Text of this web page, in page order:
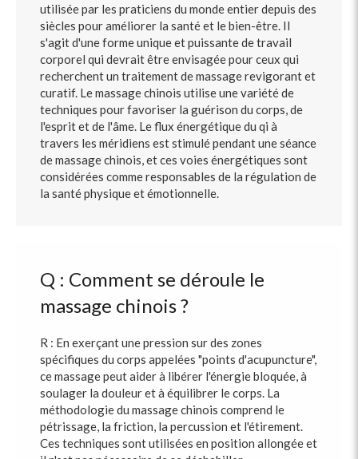
utilisée par les praticiens du monde entier depuis des
siècles pour améliorer la santé et le bien-être. Il
s'agit d'une forme unique et puissante de travail
corporel qui devrait être envisagée pour ceux qui
recherchent un traitement de massage revigorant et
curatif. Le massage chinois utilise une variété de
techniques pour favoriser la guérison du corps, de
l'esprit et de l'âme. Le flux énergétique du qi à
travers les méridiens est stimulé pendant une séance
de massage chinois, et ces voies énergétiques sont
considérées comme responsables de la régulation de
la santé physique et émotionnelle.
Q : Comment se déroule le
massage chinois ?
R : En exerçant une pression sur des zones
spécifiques du corps appelées "points d'acupuncture",
ce massage peut aider à libérer l'énergie bloquée, à
soulager la douleur et à équilibrer le corps. La
méthodologie du massage chinois comprend le
pétrissage, la friction, la percussion et l'étirement.
Ces techniques sont utilisées en position allongée et